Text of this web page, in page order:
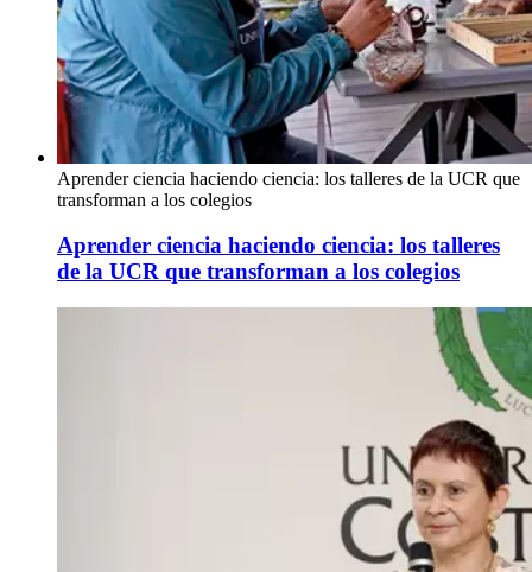
Aprender ciencia haciendo ciencia: los talleres de la UCR que
transforman a los colegios
Aprender ciencia haciendo ciencia: los talleres
de la UCR que transforman a los colegios